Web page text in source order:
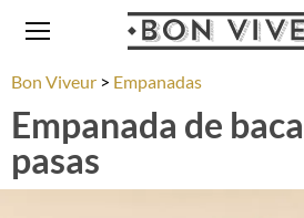
Bon Viveur Empanadas
Empanada de
pasas